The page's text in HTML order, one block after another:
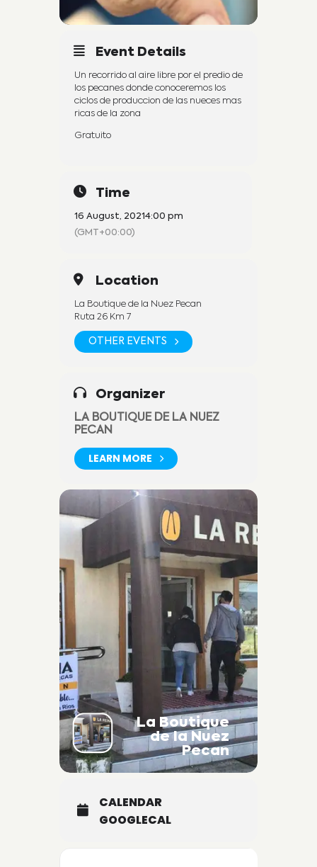
Event Details
Un recorrido al aire libre por el predio de
los pecanes donde conoceremos los
ciclos de produccion de las nueces mas
ricas de la zona
Gratuito
Time
16 August, 20214:00 pm
(GMT+00:00)
Location
La Boutique de la Nuez Pecan
Ruta 26 Km 7
OTHER EVENTS
Organizer
LA BOUTIQUE DE LA NUEZ
PECAN
LEARN MORE
La Boutique
de la Nuez
Pecan
CALENDAR
GOOGLECAL